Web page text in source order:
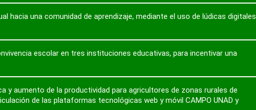
hacia una comunidad de aprendizaje, mediante el uso de lúdicas digitales
escolar en tres instituciones educativas, para incentivar una
y aumento de la productividad para agricultores de zonas rurales de
de las plataformas tecnológicas web y móvil CAMPO UNAD y